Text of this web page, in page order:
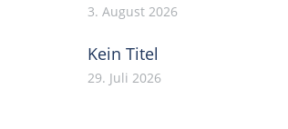
3. August 2026
Kein Titel
29. Juli 2026